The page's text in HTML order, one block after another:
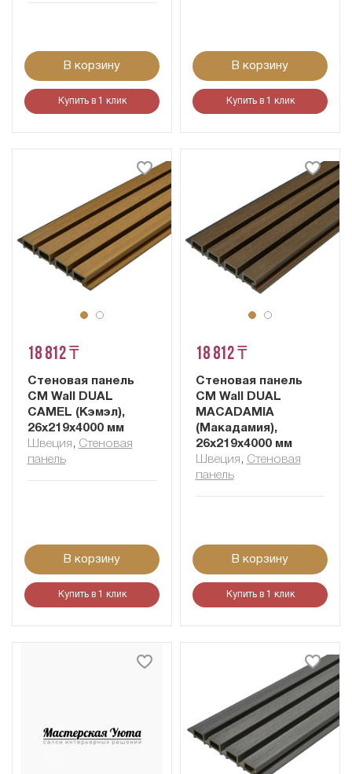
В корзину
Купить в 1 клик
В корзину
Купить в 1 клик
18 812 ₸
Стеновая панель
CM Wall DUAL
CAMEL (Кэмэл),
26x219x4000 мм
Швеция , Cтеновая
панель
В корзину
Купить в 1 клик
18 812 ₸
Стеновая панель
CM Wall DUAL
MACADAMIA
(Макадамия),
26x219x4000 мм
Швеция , Cтеновая
панель
В корзину
Купить в 1 клик